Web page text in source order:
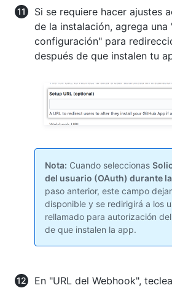
Si se requiere hacer ajustes
de la instalación, agrega una
configuración" para
después de que instalen tu
Nota: Cuando seleccionas
del usuario (OAuth) durante
paso anterior, este campo
disponible y se redirigirá a los
rellamado para autorización
de que instalen la app.
En "URL del Webhook",